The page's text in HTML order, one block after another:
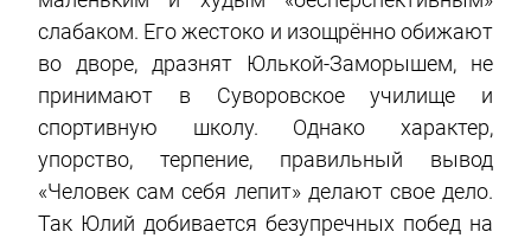
слабаком. Его жестоко и изощрённо обижают
во дворе, дразнят Юлькой-Заморышем, не
принимают в Суворовское училище и
спортивную школу. Однако характер,
упорство, терпение, правильный вывод
«Человек сам себя лепит» делают свое дело.
Так Юлий добивается безупречных побед на